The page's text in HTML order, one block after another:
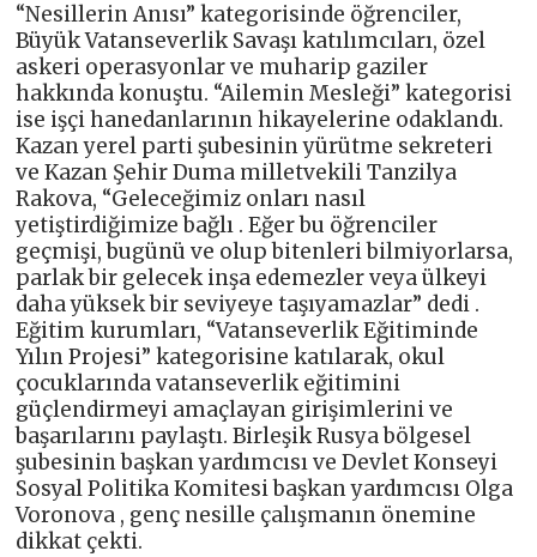
“Nesillerin Anısı” kategorisinde öğrenciler,
Büyük Vatanseverlik Savaşı katılımcıları, özel
askeri operasyonlar ve muharip gaziler
hakkında konuştu. “Ailemin Mesleği” kategorisi
ise işçi hanedanlarının hikayelerine odaklandı.
Kazan yerel parti şubesinin yürütme sekreteri
ve Kazan Şehir Duma milletvekili Tanzilya
Rakova, “Geleceğimiz onları nasıl
yetiştirdiğimize bağlı . Eğer bu öğrenciler
geçmişi, bugünü ve olup bitenleri bilmiyorlarsa,
parlak bir gelecek inşa edemezler veya ülkeyi
daha yüksek bir seviyeye taşıyamazlar” dedi .
Eğitim kurumları, “Vatanseverlik Eğitiminde
Yılın Projesi” kategorisine katılarak, okul
çocuklarında vatanseverlik eğitimini
güçlendirmeyi amaçlayan girişimlerini ve
başarılarını paylaştı. Birleşik Rusya bölgesel
şubesinin başkan yardımcısı ve Devlet Konseyi
Sosyal Politika Komitesi başkan yardımcısı Olga
Voronova , genç nesille çalışmanın önemine
dikkat çekti.